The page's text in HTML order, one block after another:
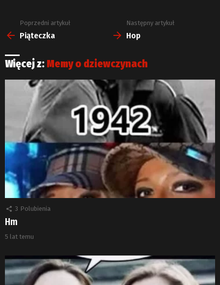
Zobacz
więcej
Poprzedni artykuł
Piąteczka
Następny artykuł
Hop
Więcej z: Memy o dziewczynach
3 Polubienia
Hm
5 lat temu